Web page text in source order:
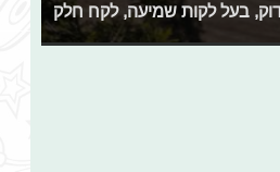
בעל לקות שמיעה, לקח חלק